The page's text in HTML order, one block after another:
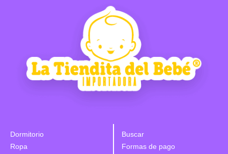
Dormitorio
Ropa
Buscar
Formas de pago